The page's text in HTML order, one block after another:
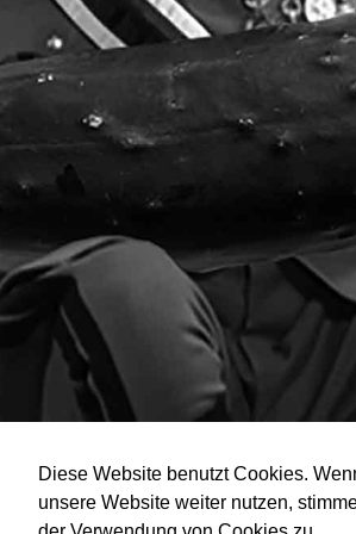
Diese Website benutzt Cookies.
unsere Website weiter nutzen,